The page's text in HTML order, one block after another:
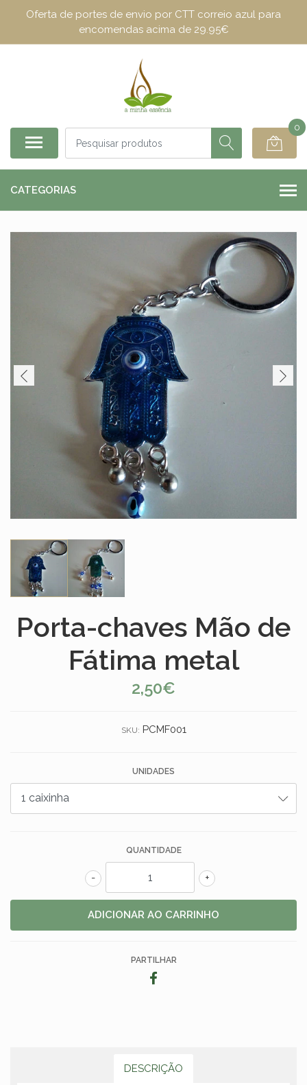
Oferta de portes de envio por CTT correio azul para
encomendas acima de 29.95€
0
CATEGORIAS
Porta-chaves Mão de
Fátima metal
2,50€
SKU: PCMF001
UNIDADES
QUANTIDADE
+
-
PARTILHAR
DESCRIÇÃO